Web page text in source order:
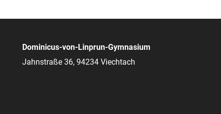
Dominicus-von-Linprun-Gymnasium
Jahnstraße 36, 94234 Viechtach